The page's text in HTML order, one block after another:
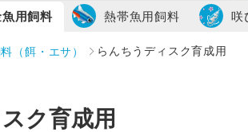
用飼料 熱帯魚用飼料 咲
（餌・エサ） らんちうディスク育成用
ク育成用